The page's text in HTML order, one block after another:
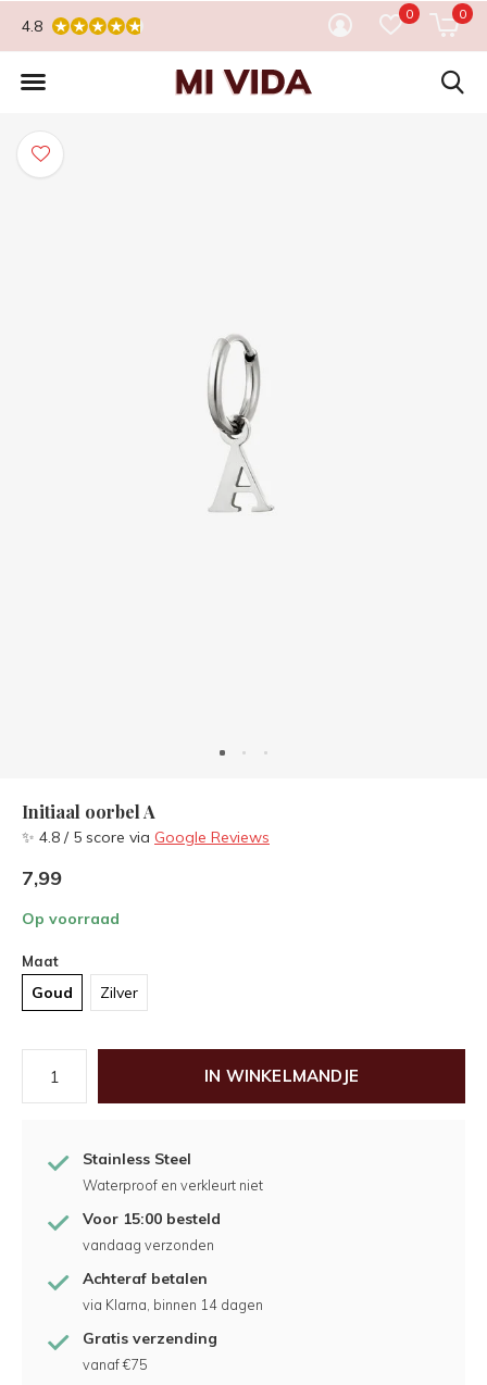
0 0
4.8
Initiaal oorbel A
✨ 4.8 / 5 score via Google Reviews
7,99
Op voorraad
Maat
Goud Zilver
IN WINKELMANDJE
Stainless Steel
Waterproof en verkleurt niet
Voor 15:00 besteld
vandaag verzonden
Achteraf betalen
via Klarna, binnen 14 dagen
Gratis verzending
vanaf €75